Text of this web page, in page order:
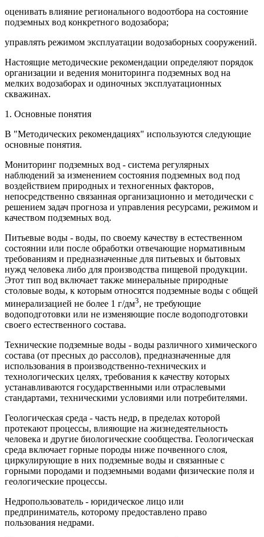
оценивать влияние регионального водоотбора на состояние
подземных вод конкретного водозабора;
управлять режимом эксплуатации водозаборных сооружений.
Настоящие методические рекомендации определяют порядок
организации и ведения мониторинга подземных вод на
мелких водозаборах и одиночных эксплуатационных
скважинах.
1. Основные понятия
В "Методических рекомендациях" используются следующие
основные понятия.
Мониторинг подземных вод - система регулярных
наблюдений за изменением состояния подземных вод под
воздействием природных и техногенных факторов,
непосредственно связанная организационно и методически с
решением задач прогноза и управления ресурсами, режимом и
качеством подземных вод.
Питьевые воды - воды, по своему качеству в естественном
состоянии или после обработки отвечающие нормативным
требованиям и предназначенные для питьевых и бытовых
нужд человека либо для производства пищевой продукции.
Этот тип вод включает также минеральные природные
столовые воды, к которым относятся подземные воды с общей
минерализацией не более 1 г/дм3, не требующие
водоподготовки или не изменяющие после водоподготовки
своего естественного состава.
Технические подземные воды - воды различного химического
состава (от пресных до рассолов), предназначенные для
использования в производственно-технических и
технологических целях, требования к качеству которых
устанавливаются государственными или отраслевыми
стандартами, техническими условиями или потребителями.
Геологическая среда - часть недр, в пределах которой
протекают процессы, влияющие на жизнедеятельность
человека и другие биологические сообщества. Геологическая
среда включает горные породы ниже почвенного слоя,
циркулирующие в них подземные воды и связанные с
горными породами и подземными водами физические поля и
геологические процессы.
Недропользователь - юридическое лицо или
предприниматель, которому предоставлено право
пользования недрами.